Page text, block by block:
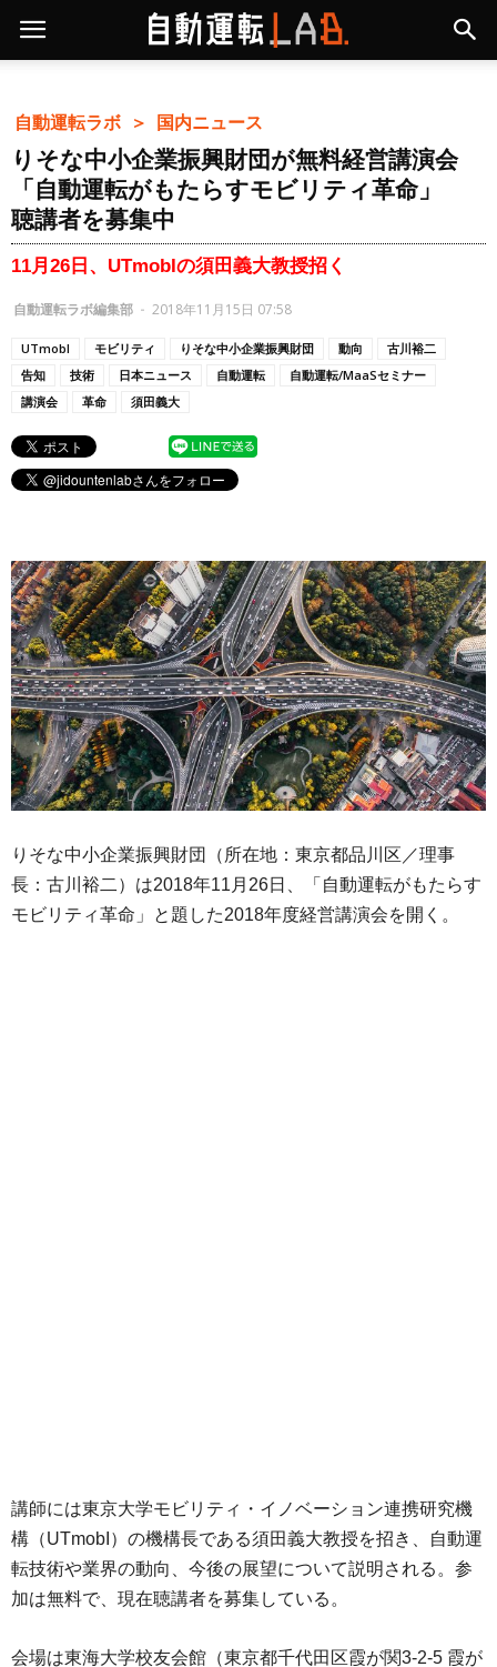
自動運転ラボ ＞ 国内ニュース
りそな中小企業振興財団が無料経営講演会
「自動運転がもたらすモビリティ革命」
聴講者を募集中
11月26日、UTmobIの須田義大教授招く
自動運転ラボ編集部 - 2018年11月15日 07:58
UTmobI モビリティ りそな中小企業振興財団 動向
古川裕二
告知
技術 日本ニュース 自動運転
自動運転/MaaSセミナー
講演会
革命 須田義大
りそな中小企業振興財団（所在地：東京都品川区／理事
長：古川裕二）は2018年11月26日、「自動運転がもたらす
モビリティ革命」と題した2018年度経営講演会を開く。
講師には東京大学モビリティ・イノベーション連携研究機
構（UTmobI）の機構長である須田義大教授を招き、自動運
転技術や業界の動向、今後の展望について説明される。参
加は無料で、現在聴講者を募集している。
会場は東海大学校友会館（東京都千代田区霞が関3-2-5 霞が